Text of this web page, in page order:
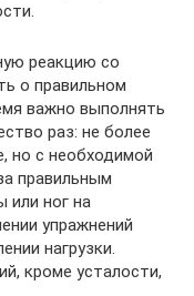
реакцию со
о правильном
важно выполнять
раз: не более
но с необходимой
правильным
или ног на
упражнений
нагрузки.
кроме усталости,